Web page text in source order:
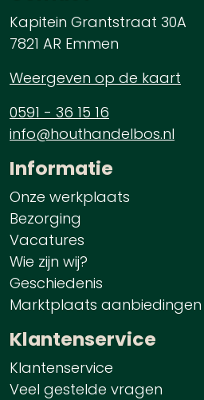
Kapitein Grantstraat 30A
7821 AR Emmen
Weergeven op de kaart
0591 - 36 15 16
info@houthandelbos.nl
Informatie
Onze werkplaats
Bezorging
Vacatures
Wie zijn wij?
Geschiedenis
Marktplaats aanbiedingen
Klantenservice
Klantenservice
Veel gestelde vragen